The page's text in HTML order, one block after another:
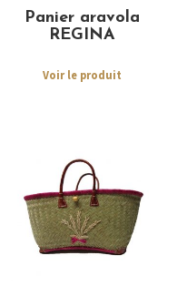
Panier aravola
REGINA
Voir le produit